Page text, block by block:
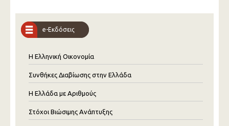
e-Εκδόσεις
Η Ελληνική Οικονομία
Συνθήκες Διαβίωσης στην Ελλάδα
Η Ελλάδα με Αριθμούς
Στόχοι Βιώσιμης Ανάπτυξης